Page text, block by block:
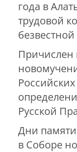
года в
трудовой
Причислен
Российских
Русской
Дни
в Соборе